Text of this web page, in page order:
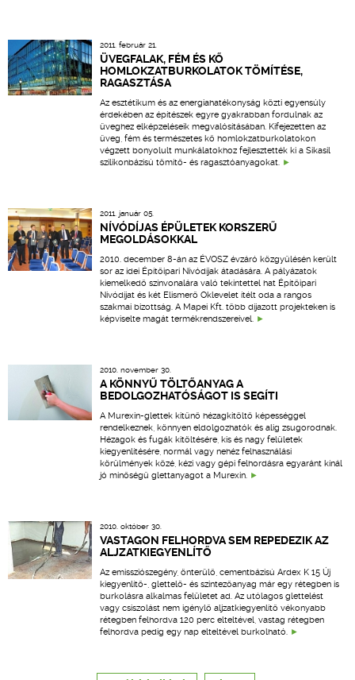
2011. február 21.
ÜVEGFALAK, FÉM ÉS KŐ
HOMLOKZATBURKOLATOK TÖMÍTÉSE,
RAGASZTÁSA
Az esztétikum és az energiahatékonyság közti egyensúly
érdekében az építészek egyre gyakrabban fordulnak az
üveghez elképzeléseik megvalósításában. Kifejezetten az
üveg, fém és természetes kő homlokzatburkolatokon
végzett bonyolult munkálatokhoz fejlesztették ki a Sikasil
szilikonbázisú tömítő- és ragasztóanyagokat.
2011. január 05.
NÍVÓDÍJAS ÉPÜLETEK KORSZERŰ
MEGOLDÁSOKKAL
2010. december 8-án az ÉVOSZ évzáró közgyűlésén került
sor az idei Építőipari Nívódíjak átadására. A pályázatok
kiemelkedő színvonalára való tekintettel hat Építőipari
Nívódíjat és két Elismerő Oklevelet ítélt oda a rangos
szakmai bizottság. A Mapei Kft. több díjazott projekteken is
képviselte magát termékrendszereivel.
2010. november 30.
A KÖNNYŰ TÖLTŐANYAG A
BEDOLGOZHATÓSÁGOT IS SEGÍTI
A Murexin-glettek kitűnő hézagkitöltő képességgel
rendelkeznek, könnyen eldolgozhatók és alig zsugorodnak.
Hézagok és fugák kitöltésére, kis és nagy felületek
kiegyenlítésére, normál vagy nehéz felhasználási
körülmények közé, kézi vagy gépi felhordásra egyaránt kínál
jó minőségű glettanyagot a Murexin.
2010. október 30.
VASTAGON FELHORDVA SEM REPEDEZIK AZ
ALJZATKIEGYENLÍTŐ
Az emissziószegény, önterülő, cementbázisú Ardex K 15 Új
kiegyenlítő-, glettelő- és szintezőanyag már egy rétegben is
burkolásra alkalmas felületet ad. Az utólagos glettelést
vagy csiszolást nem igénylő aljzatkiegyenlítő vékonyabb
rétegben felhordva 120 perc elteltével, vastag rétegben
felhordva pedig egy nap elteltével burkolható.